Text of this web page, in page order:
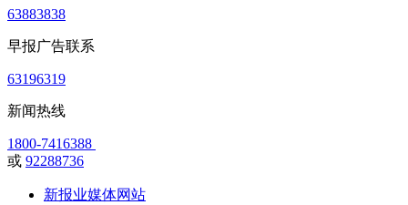
63883838
早报广告联系
63196319
新闻热线
1800-7416388
或 92288736
新报业媒体网站